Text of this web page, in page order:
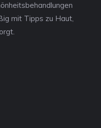
mit Tipps zu Haut,